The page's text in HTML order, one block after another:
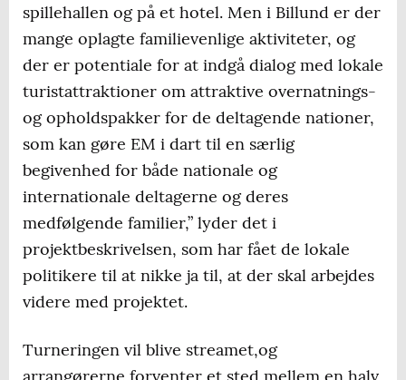
spillehallen og på et hotel. Men i Billund er der
mange oplagte familievenlige aktiviteter, og
der er potentiale for at indgå dialog med lokale
turistattraktioner om attraktive overnatnings-
og opholdspakker for de deltagende nationer,
som kan gøre EM i dart til en særlig
begivenhed for både nationale og
internationale deltagerne og deres
medfølgende familier,” lyder det i
projektbeskrivelsen, som har fået de lokale
politikere til at nikke ja til, at der skal arbejdes
videre med projektet.
Turneringen vil blive streamet,og